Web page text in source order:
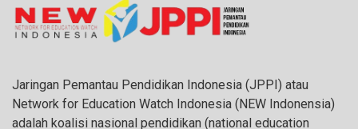
Jaringan Pemantau Pendidikan Indonesia (JPPI) atau
Network for Education Watch Indonesia (NEW Indonensia)
adalah koalisi nasional pendidikan (national education